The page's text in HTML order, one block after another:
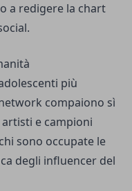
a redigere la chart
più
compaiono sì
artisti e campioni
sono occupate le
degli influencer del